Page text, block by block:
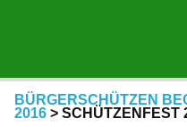
BÜRGERSCHÜTZEN
2016> SCHÜTZENFEST